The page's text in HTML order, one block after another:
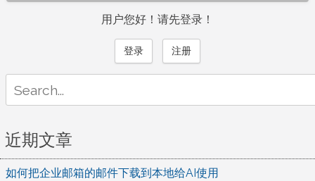
用户您好！请先登录！
登录 注册
for:
近期文章
如何把企业邮箱的邮件下载到本地给AI使用